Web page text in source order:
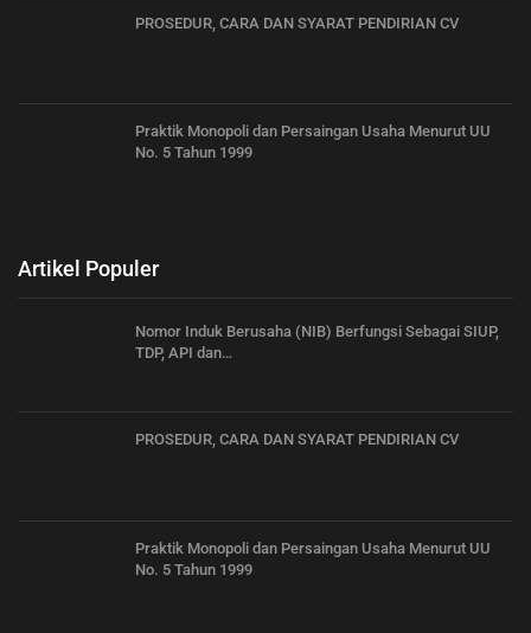
PROSEDUR, CARA DAN SYARAT PENDIRIAN CV
Praktik Monopoli dan Persaingan Usaha Menurut UU
No. 5 Tahun 1999
Artikel Populer
Nomor Induk Berusaha (NIB) Berfungsi Sebagai SIUP,
TDP, API dan…
PROSEDUR, CARA DAN SYARAT PENDIRIAN CV
Praktik Monopoli dan Persaingan Usaha Menurut UU
No. 5 Tahun 1999